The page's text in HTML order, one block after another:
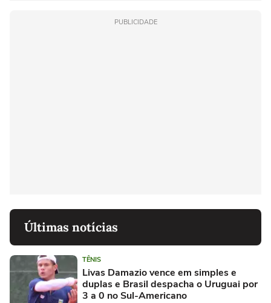
PUBLICIDADE
Últimas notícias
TÊNIS
Livas Damazio vence em simples e
duplas e Brasil despacha o Uruguai por
3 a 0 no Sul-Americano